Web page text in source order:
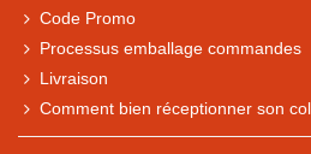
Comparaison des performances
Code Promo
Processus emballage commandes
Livraison
Comment bien réceptionner son